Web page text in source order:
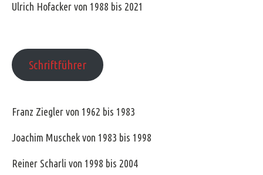
Ulrich Hofacker von 1988 bis 2021
Schriftführer
Franz Ziegler von 1962 bis 1983
Joachim Muschek von 1983 bis 1998
Reiner Scharli von 1998 bis 2004